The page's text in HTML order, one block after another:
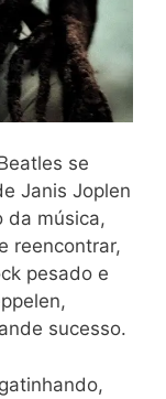
se
Janis Joplen
da música,
reencontrar,
pesado e
sucesso.